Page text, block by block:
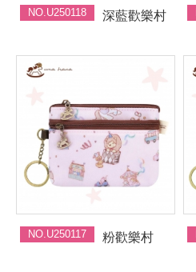
NO.U250118 深藍歡樂村
NO.U250117 粉歡樂村